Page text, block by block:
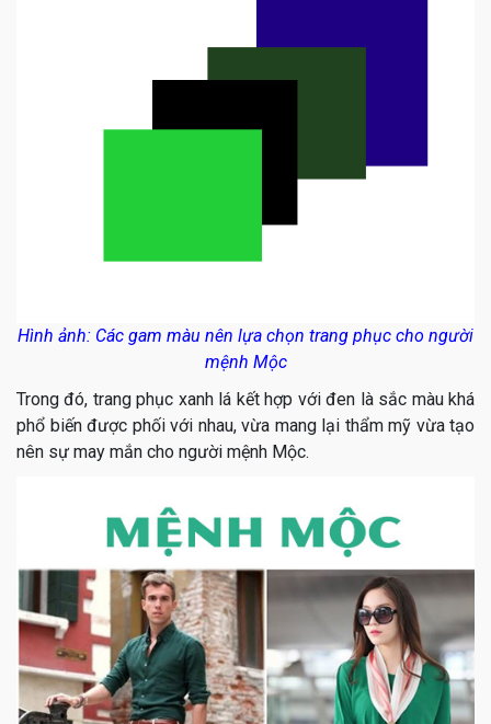
Hình ảnh: Các gam màu nên lựa chọn trang phục cho người
mệnh Mộc
Trong đó, trang phục xanh lá kết hợp với đen là sắc màu khá
phổ biến được phối với nhau, vừa mang lại thẩm mỹ vừa tạo
nên sự may mắn cho người mệnh Mộc.